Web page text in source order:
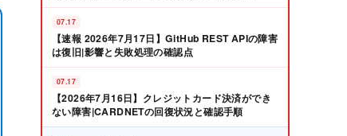
07.17
【速報 2026年7月17日】GitHub REST APIの障害
は復旧|影響と失敗処理の確認点
07.17
【2026年7月16日】クレジットカード決済ができ
ない障害|CARDNETの回復状況と確認手順